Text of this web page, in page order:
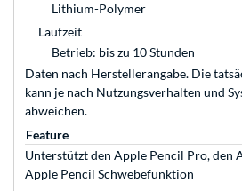
Lithium-Polymer
Laufzeit
Betrieb: bis zu 10 Stunden
Daten nach Herstellerangabe. Die
kann je nach Nutzungsverhalten und
abweichen.
Feature
Unterstützt den Apple Pencil Pro, den
Apple Pencil Schwebefunktion